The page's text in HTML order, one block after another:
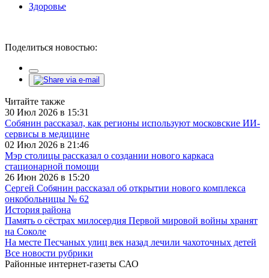
Здоровье
Поделиться новостью:
Читайте также
30 Июл 2026 в 15:31
Собянин рассказал, как регионы используют московские ИИ-
сервисы в медицине
02 Июл 2026 в 21:46
Мэр столицы рассказал о создании нового каркаса
стационарной помощи
26 Июн 2026 в 15:20
Сергей Собянин рассказал об открытии нового комплекса
онкобольницы № 62
История района
Память о сёстрах милосердия Первой мировой войны хранят
на Соколе
На месте Песчаных улиц век назад лечили чахоточных детей
Все новости рубрики
Районные интернет-газеты САО